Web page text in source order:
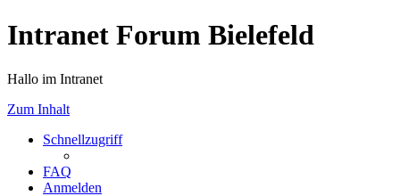
Intranet Forum Bielefeld
Hallo im Intranet
Zum Inhalt
Schnellzugriff
FAQ
Anmelden